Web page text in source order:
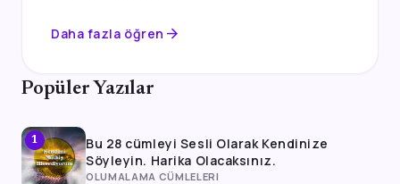
Daha fazla öğren arrow_forward
Popüler Yazılar
1
Bu 28 cümleyi Sesli Olarak Kendinize
Söyleyin. Harika Olacaksınız.
OLUMALAMA CÜMLELERI